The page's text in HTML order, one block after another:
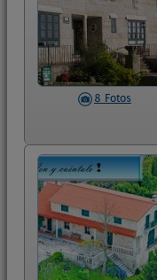
8 Fotos